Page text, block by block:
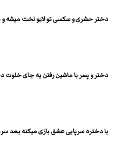
دختر حشری و سکسی تو لایو لخت میشه و
دختر و پسر با ماشین رفتن یه جای خلوت
با دختره سرپایی عشق بازی میکنه بعد